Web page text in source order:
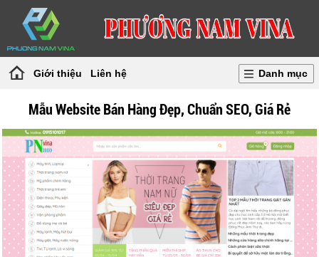
Giới thiệu Liên hệ Danh mục
Mẫu Website Bán Hàng Đẹp, Chuẩn SEO, Giá Rẻ